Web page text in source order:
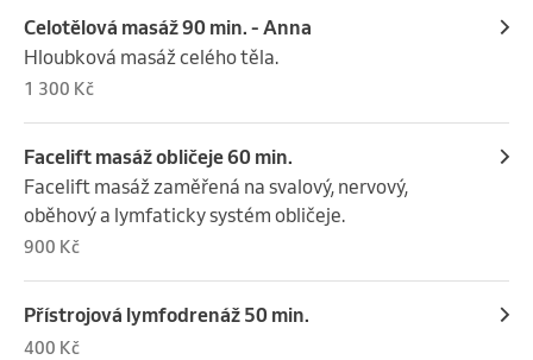
Celotělová masáž 90 min. - Anna
Hloubková masáž celého těla.
1 300 Kč
Facelift masáž obličeje 60 min.
Facelift masáž zaměřená na svalový, nervový,
oběhový a lymfaticky systém obličeje.
900 Kč
Přístrojová lymfodrenáž 50 min.
400 Kč